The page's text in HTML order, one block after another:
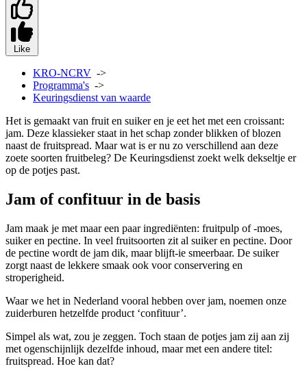
Like
KRO-NCRV ->
Programma's ->
Keuringsdienst van waarde
Het is gemaakt van fruit en suiker en je eet het met een croissant:
jam. Deze klassieker staat in het schap zonder blikken of blozen
naast de fruitspread. Maar wat is er nu zo verschillend aan deze
zoete soorten fruitbeleg? De Keuringsdienst zoekt welk dekseltje er
op de potjes past.
Jam of confituur in de basis
Jam maak je met maar een paar ingrediënten: fruitpulp of -moes,
suiker en pectine. In veel fruitsoorten zit al suiker en pectine. Door
de pectine wordt de jam dik, maar blijft-ie smeerbaar. De suiker
zorgt naast de lekkere smaak ook voor conservering en
stroperigheid.
Waar we het in Nederland vooral hebben over jam, noemen onze
zuiderburen hetzelfde product ‘confituur’.
Simpel als wat, zou je zeggen. Toch staan de potjes jam zij aan zij
met ogenschijnlijk dezelfde inhoud, maar met een andere titel:
fruitspread. Hoe kan dat?